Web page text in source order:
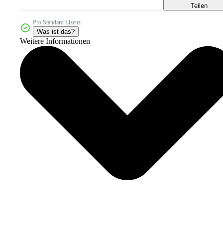
Teilen
Pro Standard Lizenz
Was ist das?
Weitere Informationen